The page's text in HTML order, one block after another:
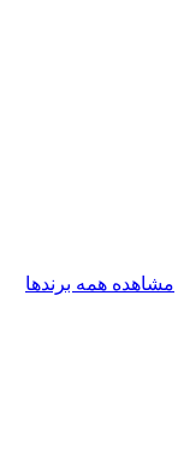
مشاهده همه برندها